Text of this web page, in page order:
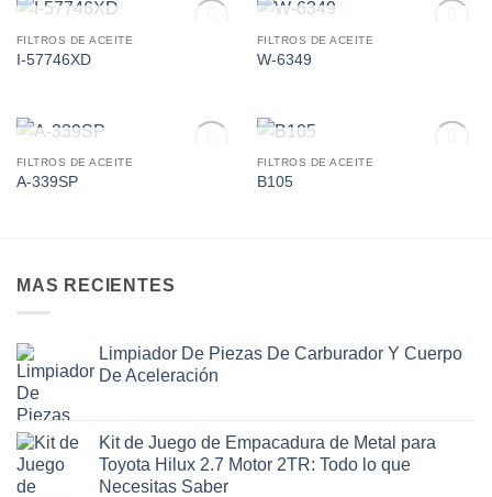
AGOTADO
FILTROS DE ACEITE
I-57746XD
AGOTADO
FILTROS DE ACEITE
W-6349
AGOTADO
FILTROS DE ACEITE
A-339SP
AGOTADO
FILTROS DE ACEITE
B105
MAS RECIENTES
Limpiador De Piezas De Carburador Y Cuerpo
De Aceleración
Kit de Juego de Empacadura de Metal para
Toyota Hilux 2.7 Motor 2TR: Todo lo que
Necesitas Saber